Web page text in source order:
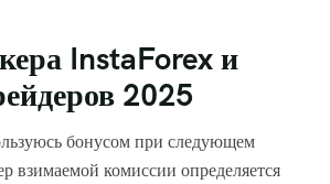
InstaForex и
2025
бонусом при следующем
взимаемой комиссии определяется